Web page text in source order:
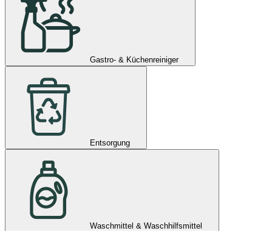
Gastro- & Küchenreiniger
Entsorgung
Waschmittel & Waschhilfsmittel